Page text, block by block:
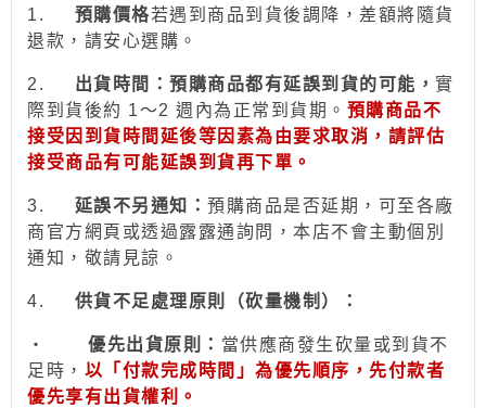
1. 預購價格若遇到 商品到貨後調降，差額將隨貨
退款，請安心選購。
2. 出貨時間：預購商品都有延誤到貨的可能， 實
際到貨後約 1～2 週內為正常到貨期。 預購商品不
接受因到貨時間 延後等因素為由要求取消，請評估
接受商品有可能延誤到貨再下單。
3. 延誤不另通知： 預購商品是否延期，可至各廠
商官方網頁或透過露露通詢問，本店不會主動個別
通知 ，敬請見諒。
4. 供貨不足處理原則（砍量機制）：
‧ 優先出貨原則： 當供應商發生砍量或到貨不
足時， 以「付款完成時間」為優先順序，先付款者
優先享有出貨權利。